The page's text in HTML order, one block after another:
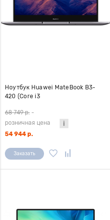
Ноутбук Huawei MateBook B3-
420 (Core i3
68 749 р. -
розничная цена
54 944 р.
Заказать